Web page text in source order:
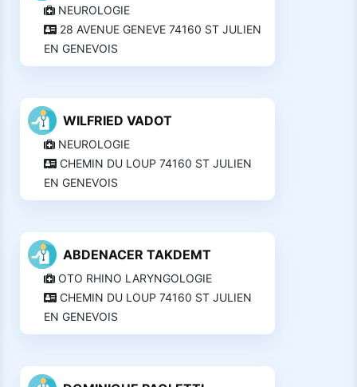
NEUROLOGIE
28 AVENUE GENEVE 74160 ST JULIEN
EN GENEVOIS
WILFRIED VADOT
NEUROLOGIE
CHEMIN DU LOUP 74160 ST JULIEN
EN GENEVOIS
ABDENACER TAKDEMT
OTO RHINO LARYNGOLOGIE
CHEMIN DU LOUP 74160 ST JULIEN
EN GENEVOIS